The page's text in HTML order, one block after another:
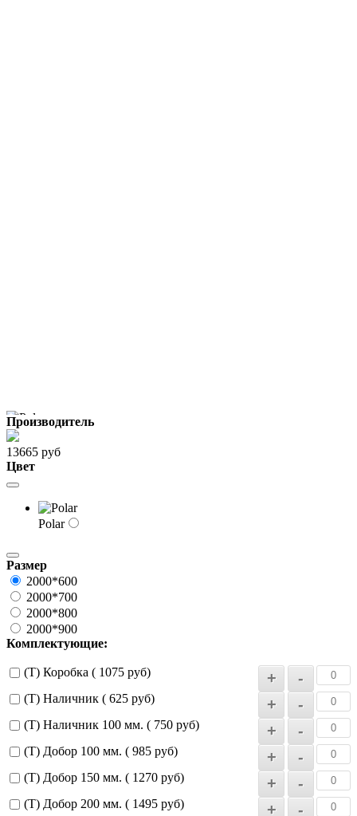
Производитель
13665 руб
Цвет
Polar
Размер
2000*600
2000*700
2000*800
2000*900
Комплектующие:
(Т) Коробка ( 1075 руб)
(Т) Наличник ( 625 руб)
(Т) Наличник 100 мм. ( 750 руб)
(Т) Добор 100 мм. ( 985 руб)
(Т) Добор 150 мм. ( 1270 руб)
(Т) Добор 200 мм. ( 1495 руб)